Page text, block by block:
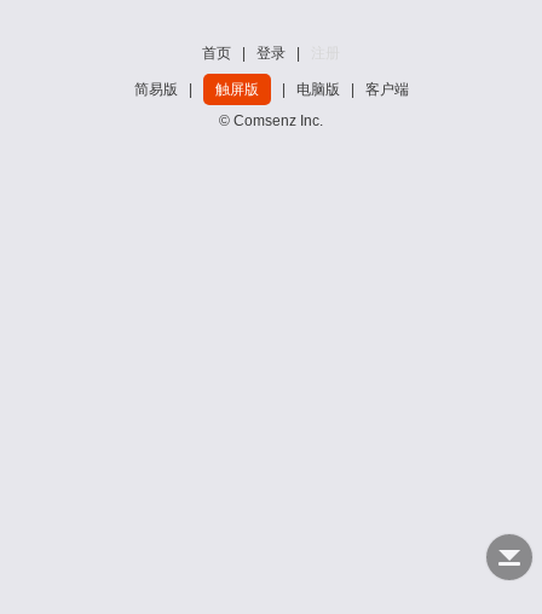
首页 登录
简易版 触屏版 电脑版
客户端
© Comsenz Inc.